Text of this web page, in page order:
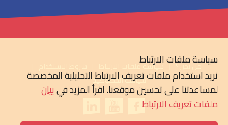
سياسة ملفات الارتباط
نريد استخدام ملفات تعريف الارتباط التحليلية المخصصة
لمساعدتنا على تحسين موقعنا. اقرأ المزيد فيبيان
ملفات تعريف الارتباط
من نحن؟ سياسة ملفات الارتباط
سياسة الخصوصية